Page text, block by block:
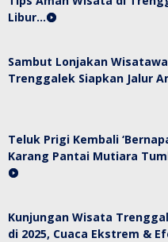
Libur…
Sambut Lonjakan
Trenggalek Siapkan Jalur
Teluk Prigi Kembali
Karang Pantai Mutiara
Kunjungan Wisata
di 2025, Cuaca Ekstrem &